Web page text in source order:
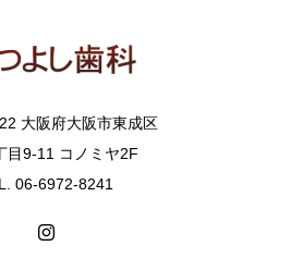
大阪府大阪市東成区
目9-11 コノミヤ2F
06-6972-8241